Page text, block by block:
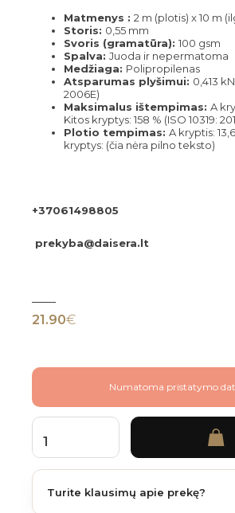
Matmenys : 2 m (plotis) x 10 m
Storis: 0,55 mm
Svoris (gramatūra): 100 gsm
Spalva: Juoda ir nepermatoma
Medžiaga: Polipropilenas
Atsparumas plyšimui: 0,413
2006E)
Maksimalus ištempimas: A
Kitos kryptys: 158 % (ISO 10319:
Plotio tempimas: A kryptis:
kryptys: (čia nėra pilno teksto)
+37061498805
prekyba@daisera.lt
21.90€
Numatoma pristatymo
produkto kiekis: Terasos paklotas Geotekstilė
Turite klausimų apie prekę?